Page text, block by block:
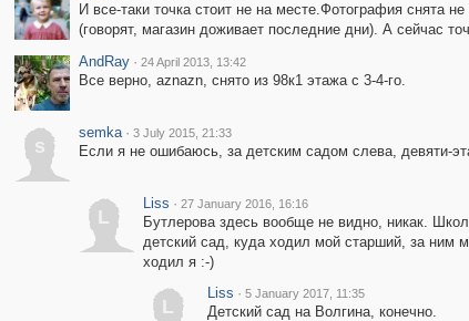
И все-таки точка стоит не на месте.Фотография снята
(говорят, магазин доживает последние дни). А сейчас
AndRay · 24 April 2013, 13:42
Все верно, aznazn, снято из 98к1 этажа с 3-4-го.
s
semka · 3 July 2015, 21:33
Если я не ошибаюсь, за детским садом слева, девяти-
L
Liss · 27 January 2016, 16:16
Бутлерова здесь вообще не видно, никак.
детский сад, куда ходил мой старший, за ним
ходил я :-)
L
Liss · 5 January 2017, 11:35
Детский сад на Волгина, конечно.